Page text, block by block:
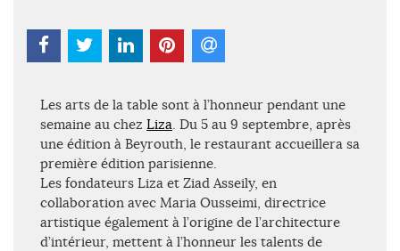
Les arts de la table sont à l’honneur pendant une
semaine au chez Liza . Du 5 au 9 septembre, après
une édition à Beyrouth, le restaurant accueillera sa
première édition parisienne.
Les fondateurs Liza et Ziad Asseily, en
collaboration avec Maria Ousseimi, directrice
artistique également à l’origine de l’architecture
d’intérieur, mettent à l’honneur les talents de